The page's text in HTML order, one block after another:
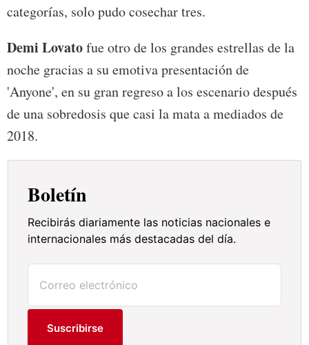
categorías, solo pudo cosechar tres.
Demi Lovatofue otro de los grandes estrellas de la
noche gracias a su emotiva presentación de
'Anyone', en su gran regreso a los escenario después
de una sobredosis que casi la mata a mediados de
2018.
Boletín
Recibirás diariamente las noticias nacionales e
internacionales más destacadas del día.
Suscribirse